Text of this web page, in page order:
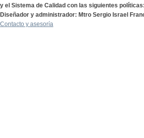
y el Sistema de Calidad con las siguientes políticas:
Diseñador y administrador: Mtro Sergio Israel
Contacto y asesoría